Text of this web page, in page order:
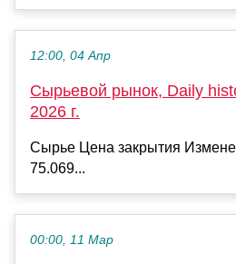
12:00, 04 Апр
Сырьевой рынок, Daily
2026 г.
Сырье Цена закрытия
75.069...
00:00, 11 Мар